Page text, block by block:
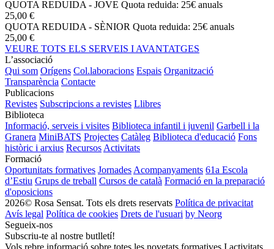
QUOTA REDUIDA - JOVE Quota reduida: 25€ anuals
25,00 €
QUOTA REDUIDA - SÈNIOR Quota reduida: 25€ anuals
25,00 €
VEURE TOTS ELS SERVEIS I AVANTATGES
L’associació
Qui som Orígens Col.laboracions Espais Organització
Transparència Contacte
Publicacions
Revistes Subscripcions a revistes Llibres
Biblioteca
Informació, serveis i visites Biblioteca infantil i juvenil Garbell i la
Granera MiniBATS Projectes Catàleg Biblioteca d'educació Fons
històric i arxius Recursos Activitats
Formació
Oportunitats formatives Jornades Acompanyaments 61a Escola
d’Estiu Grups de treball Cursos de català Formació en la preparació
d'oposicions
2026© Rosa Sensat. Tots els drets reservats Política de privacitat
Avís legal Política de cookies Drets de l'usuari by Neorg
Segueix-nos
Subscriu-te al nostre butlletí!
Vols rebre informació sobre totes les novetats formatives I activitats